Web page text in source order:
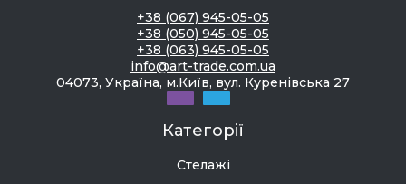
+38 (067) 945-05-05
+38 (050) 945-05-05
+38 (063) 945-05-05
info@art-trade.com.ua
04073, Україна, м.Київ, вул. Куренівська 27
Категорії
Стелажі